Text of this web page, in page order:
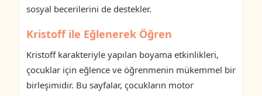
sosyal becerilerini de destekler.
Kristoff ile Eğlenerek Öğren
Kristoff karakteriyle yapılan boyama etkinlikleri,
çocuklar için eğlence ve öğrenmenin mükemmel bir
birleşimidir. Bu sayfalar, çocukların motor